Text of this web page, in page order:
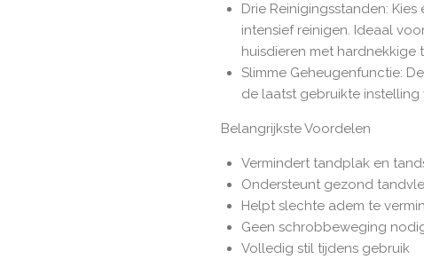
Drie Reinigingsstanden:
intensief reinigen. Ideaal
huisdieren met hardnekkige
Slimme Geheugenfunctie:
de laatst gebruikte
Belangrijkste Voordelen
Vermindert tandplak en
Ondersteunt gezond
Helpt slechte adem te
Geen schrobbeweging
Volledig stil tijdens gebruik